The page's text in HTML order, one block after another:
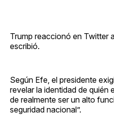
Trump reaccionó en Twitter
escribió.
Según Efe, el presidente
revelar la identidad de quién
de realmente ser un alto
seguridad nacional”.